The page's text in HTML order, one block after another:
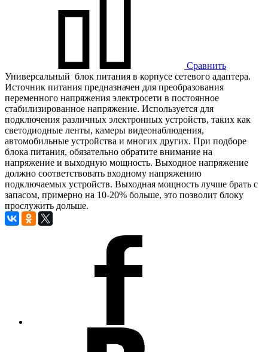
Сравнить
Универсальный блок питания в корпусе сетевого адаптера.
Источник питания предназначен для преобразования
переменного напряжения электросети в постоянное
стабилизированное напряжение. Используется для
подключения различных электронных устройств, таких как
светодиодные ленты, камеры видеонаблюдения,
автомобильные устройства и многих других. При подборе
блока питания, обязательно обратите внимание на
напряжение и выходную мощность. Выходное напряжение
должно соответствовать входному напряжению
подключаемых устройств. Выходная мощность лучше брать с
запасом, примерно на 10-20% больше, это позволит блоку
прослужить дольше.